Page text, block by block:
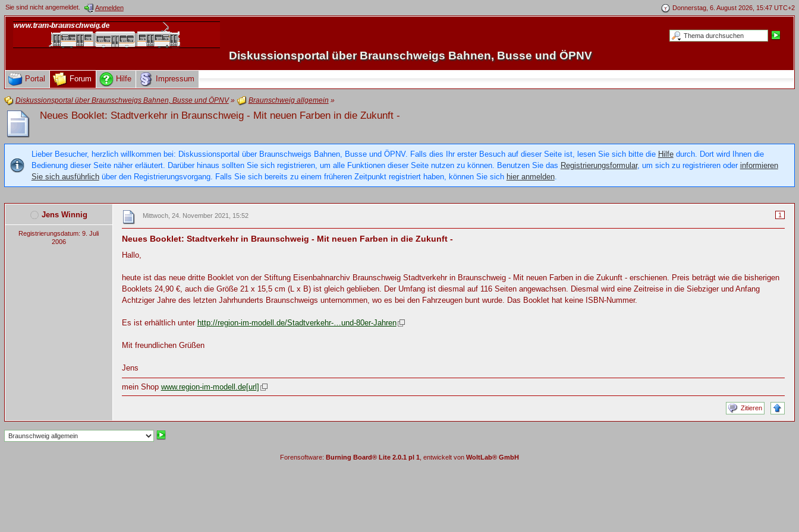
Donnerstag, 6. August 2026, 15:47 UTC+2
Sie sind nicht angemeldet. Anmelden
Diskussionsportal über Braunschweigs Bahnen, Busse und ÖPNV
Portal Forum Hilfe Impressum
Diskussionsportal über Braunschweigs Bahnen, Busse und ÖPNV» Braunschweig allgemein »
Neues Booklet: Stadtverkehr in Braunschweig - Mit neuen Farben in die Zukunft -
Lieber Besucher, herzlich willkommen bei: Diskussionsportal über Braunschweigs Bahnen, Busse und ÖPNV. Falls dies Ihr erster Besuch auf dieser Seite ist, lesen Sie sich bitte die Hilfedurch. Dort wird Ihnen die
Bedienung dieser Seite näher erläutert. Darüber hinaus sollten Sie sich registrieren, um alle Funktionen dieser Seite nutzen zu können. Benutzen Sie das Registrierungsformular, um sich zu registrieren oder informieren
Sie sich ausführlichüber den Registrierungsvorgang. Falls Sie sich bereits zu einem früheren Zeitpunkt registriert haben, können Sie sich hier anmelden.
Jens Winnig
Registrierungsdatum: 9. Juli
2006
1
Mittwoch, 24. November 2021, 15:52
Neues Booklet: Stadtverkehr in Braunschweig - Mit neuen Farben in die Zukunft -
Hallo,
heute ist das neue dritte Booklet von der Stiftung Eisenbahnarchiv Braunschweig Stadtverkehr in Braunschweig - Mit neuen Farben in die Zukunft - erschienen. Preis beträgt wie die bisherigen
Booklets 24,90 €, auch die Größe 21 x 15,5 cm (L x B) ist gleich geblieben. Der Umfang ist diesmal auf 116 Seiten angewachsen. Diesmal wird eine Zeitreise in die Siebziger und Anfang
Achtziger Jahre des letzten Jahrhunderts Braunschweigs unternommen, wo es bei den Fahrzeugen bunt wurde. Das Booklet hat keine ISBN-Nummer.
Es ist erhältlich unter http://region-im-modell.de/Stadtverkehr-…und-80er-Jahren
Mit freundlichen Grüßen
Jens
mein Shop www.region-im-modell.de[url]
Zitieren
Forensoftware: Burning Board® Lite 2.0.1 pl 1 , entwickelt von WoltLab® GmbH